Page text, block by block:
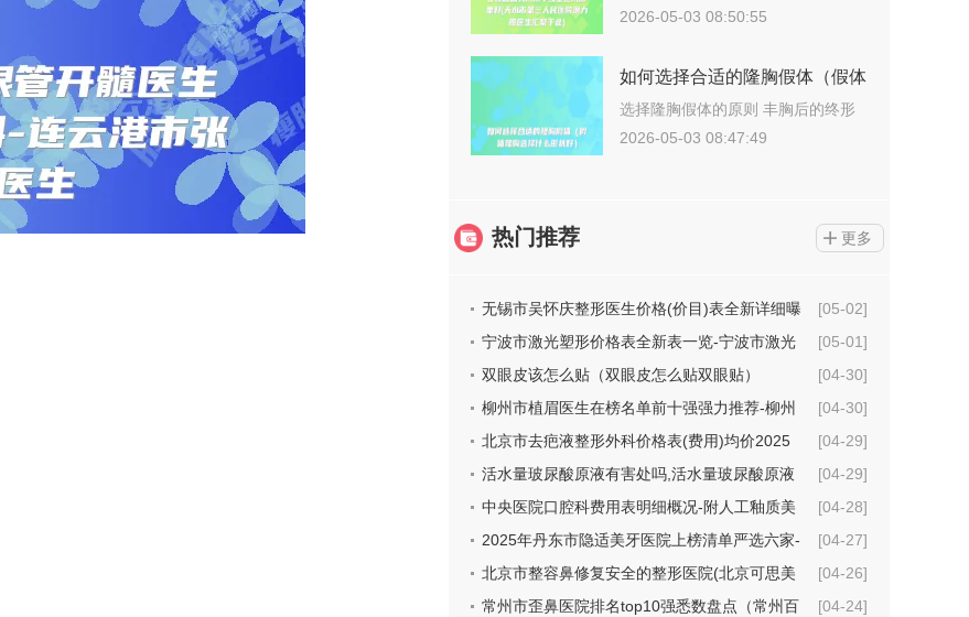
医生汇聚于此)
更好？说…
2026-05-03 08:50:55
如何选择合适的隆胸假体（假体
隆胸选择什么形状好）
选择隆胸假体的原则 丰胸后的终形
态取决…
2026-05-03 08:47:49
热门推荐 更多
[05-02]
无锡市吴怀庆整形医生价格(价目)表全新详细曝
光
[05-01]
宁波市激光塑形价格表全新表一览-宁波市激光
塑形价格行情
[04-30]
双眼皮该怎么贴（双眼皮怎么贴双眼贴）
[04-30]
柳州市植眉医生在榜名单前十强强力推荐-柳州
市植眉整形医生
[04-29]
北京市去疤液整形外科价格表(费用)均价2025
一览-北京市去疤液具体费用是多少钱
[04-29]
活水量玻尿酸原液有害处吗,活水量玻尿酸原液
术的坏处
[04-28]
中央医院口腔科费用表明细概况-附人工釉质美
牙案例
[04-27]
2025年丹东市隐适美牙医院上榜清单严选六家-
丹东市隐适美牙口腔医院
[04-26]
北京市整容鼻修复安全的整形医院(北京可思美
医疗美容机构技术点评_附价格一览表)
[04-24]
常州市歪鼻医院排名top10强悉数盘点（常州百